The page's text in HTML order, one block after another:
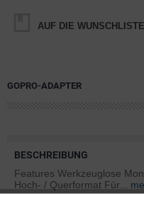
AUF DIE WUNSCHLISTE
GOPRO-ADAPTER
BESCHREIBUNG
Features Werkzeuglose
Hoch- / Querformat Für...